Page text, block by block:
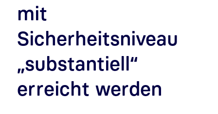
mit
Sicherheitsniveau
„substantiell“
erreicht werden